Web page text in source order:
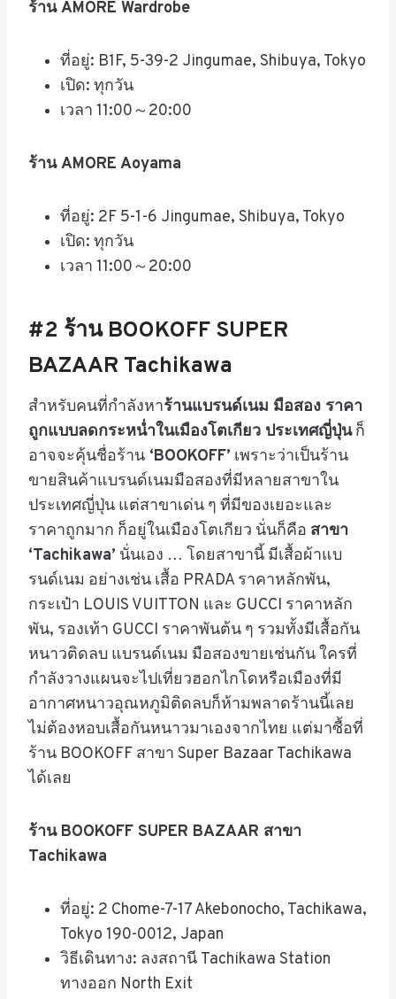
ร้านAMORE Wardrobe
ที่อยู่: B1F, 5-39-2 Jingumae, Shibuya, Tokyo
เปิด: ทุกวัน
เวลา 11:00～20:00
ร้านAMORE Aoyama
ที่อยู่: 2F 5-1-6 Jingumae, Shibuya, Tokyo
เปิด: ทุกวัน
เวลา 11:00～20:00
#2 ร้านBOOKOFF SUPER
BAZAAR Tachikawa
สำหรับคนที่กำลังหาร้านแบรนด์เนม มือสอง ราคา
ถูกแบบลดกระหน่ำในเมืองโตเกียว ประเทศญี่ปุ่นก็
อาจจะคุ้นชื่อร้าน ‘BOOKOFF’ เพราะว่าเป็นร้าน
ขายสินค้าแบรนด์เนมมือสองที่มีหลายสาขาใน
ประเทศญี่ปุ่น แต่สาขาเด่น ๆ ที่มีของเยอะและ
ราคาถูกมาก ก็อยู่ในเมืองโตเกียว นั่นก็คือ สาขา
‘Tachikawa’ นั่นเอง … โดยสาขานี้ มีเสื้อผ้าแบ
รนด์เนม อย่างเช่น เสื้อ PRADAราคาหลักพัน,
กระเป๋า LOUIS VUITTON และ GUCCI ราคาหลัก
พัน, รองเท้า GUCCI ราคาพันต้น ๆ รวมทั้งมีเสื้อกัน
หนาวติดลบ แบรนด์เนม มือสองขายเช่นกัน ใครที่
กำลังวางแผนจะไปเที่ยวฮอกไกโดหรือเมืองที่มี
อากาศหนาวอุณหภูมิติดลบก็ห้ามพลาดร้านนี้เลย
ไม่ต้องหอบเสื้อกันหนาวมาเองจากไทย แต่มาซื้อที่
ร้าน BOOKOFF สาขา Super Bazaar Tachikawa
ได้เลย
ร้านBOOKOFF SUPER BAZAAR สาขา
Tachikawa
ที่อยู่: 2 Chome-7-17 Akebonocho, Tachikawa,
Tokyo 190-0012, Japan
วิธีเดินทาง: ลงสถานี Tachikawa Station
ทางออก North Exit